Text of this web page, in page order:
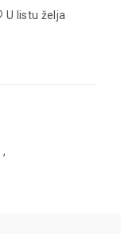
U listu želja
,